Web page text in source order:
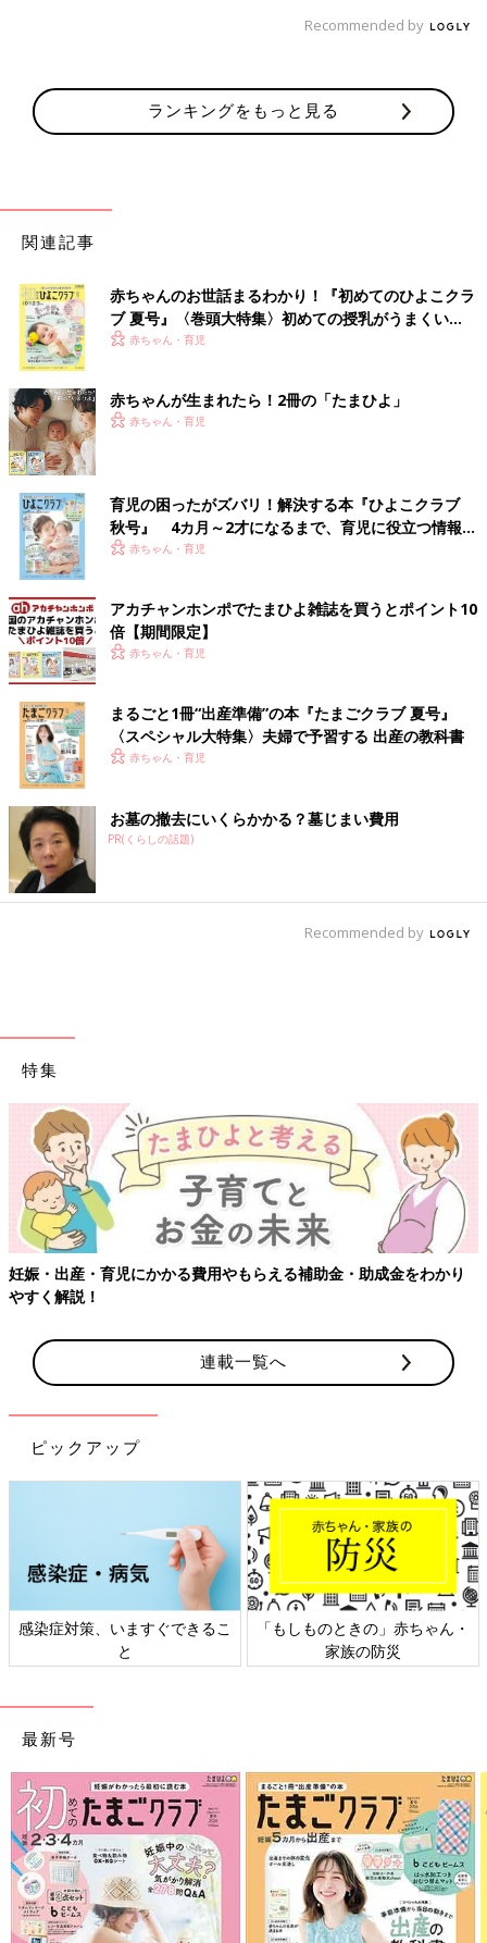
Recommended by
ランキングをもっと見る
関連記事
赤ちゃんのお世話まるわかり！『初めてのひよこクラ
ブ 夏号』〈巻頭大特集〉初めての授乳がうまくい
く！ おっぱい・ミルクの基本と夏のトラブル 解決テ
赤ちゃん・育児
赤ちゃんが生まれたら！2冊の「たまひよ」
赤ちゃん・育児
育児の困ったがズバリ！解決する本『ひよこクラブ
秋号』 4カ月～2才になるまで、育児に役立つ情報が
いっぱい！
赤ちゃん・育児
アカチャンホンポでたまひよ雑誌を買うとポイント10
倍【期間限定】
赤ちゃん・育児
まるごと1冊“出産準備”の本『たまごクラブ 夏号』
〈スペシャル大特集〉夫婦で予習する 出産の教科書
赤ちゃん・育児
お墓の撤去にいくらかかる？墓じまい費用
PR(くらしの話題)
Recommended by
特集
妊娠・出産・育児にかかる費用やもらえる補助金・助成金をわかり
やすく解説！
連載一覧へ
ピックアップ
感染症対策、いますぐできるこ
と
「もしものときの」赤ちゃん・
家族の防災
最新号